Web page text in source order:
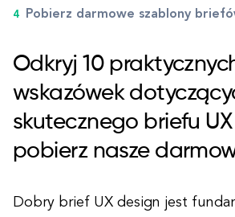
Pobierz darmowe szablony
Odkryj 10
wskazówek
skutecznego briefu
pobierz nasze
Dobry brief UX design jest